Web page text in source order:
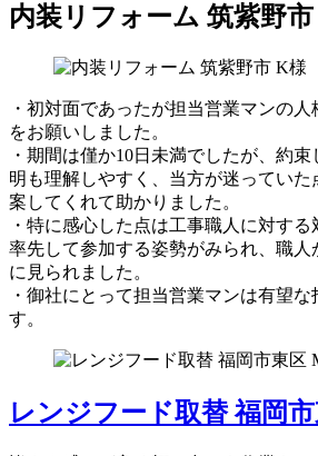
内装リフォーム 筑紫野
・初対面であったが担当営業マンの
をお願いしました。
・期間は僅か10日未満でしたが、約
明も理解しやすく、当方が迷ってい
案してくれて助かりました。
・特に感心した点は工事職人に対す
率先して参加する姿勢がみられ、職人
に見られました。
・御社にとって担当営業マンは有望
す。
レンジフード取替 福岡